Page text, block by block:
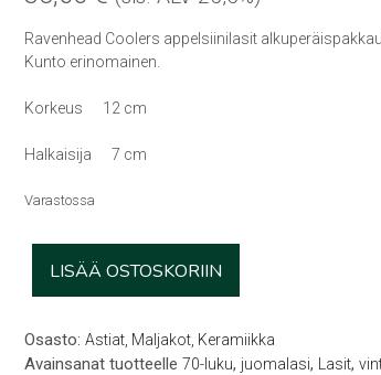
Ravenhead Coolers appelsiinilasit
Kunto erinomainen.
Korkeus 12 cm
Halkaisija 7 cm
Varastossa
lasit
(8kpl)
LISÄÄ OSTOSKORIIN
Osasto: Astiat, Maljakot, Keramiikka
Avainsanat tuotteelle 70-luku, juomalasi, Lasit,